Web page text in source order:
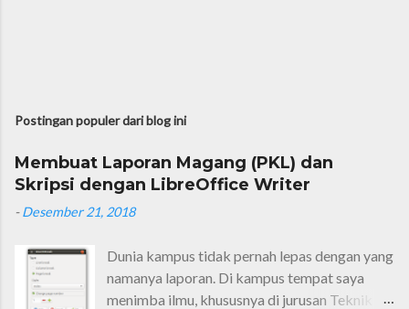
Postingan populer dari blog ini
Membuat Laporan Magang (PKL) dan
Skripsi dengan LibreOffice Writer
-Desember 21, 2018
Dunia kampus tidak pernah lepas dengan yang
namanya laporan. Di kampus tempat saya
menimba ilmu, khususnya di jurusan Teknik